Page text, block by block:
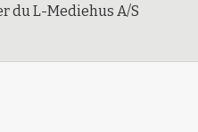
du L-Mediehus A/S